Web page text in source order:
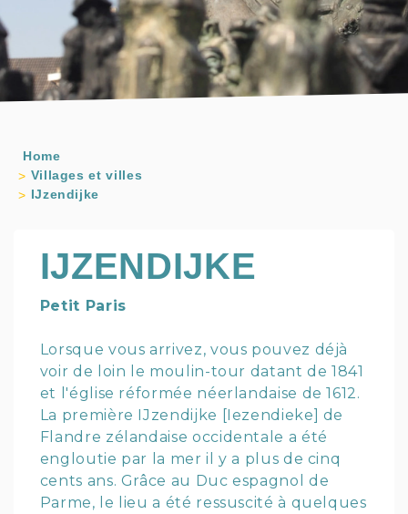
Home
Villages et villes
IJzendijke
IJZENDIJKE
Petit Paris
Lorsque vous arrivez, vous pouvez déjà
voir de loin le moulin-tour datant de 1841
et l'église réformée néerlandaise de 1612.
La première IJzendijke [Iezendieke] de
Flandre zélandaise occidentale a été
engloutie par la mer il y a plus de cinq
cents ans. Grâce au Duc espagnol de
Parme, le lieu a été ressuscité à quelques